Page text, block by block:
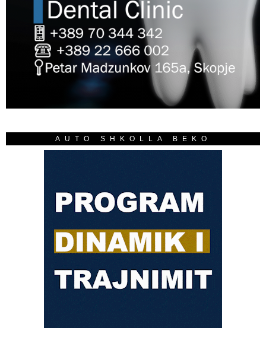
AUTO SHKOLLA BEKO